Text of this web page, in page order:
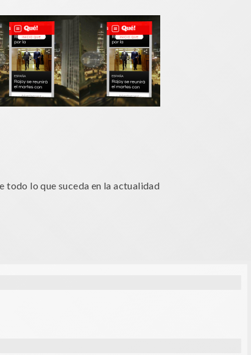
todo lo que suceda en la actualidad